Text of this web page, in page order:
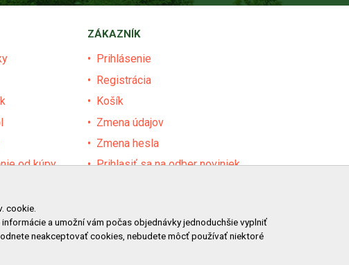
od kúpy
ZÁKAZNÍK
Prihlásenie
Registrácia
Košík
Zmena údajov
Zmena hesla
Prihlasiť sa na odber noviniek
Odstúpenie od zmluvy online
cookie.
a umožní vám počas objednávky jednoduchšie vyplniť
neakceptovať cookies, nebudete môcť používať niektoré